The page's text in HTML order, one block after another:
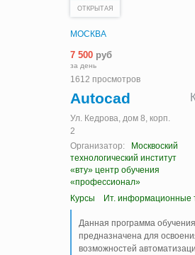
ОТКРЫТАЯ
МОСКВА
7 500 руб
за день
1612 просмотров
Autocad
Ул. Кедрова, дом 8, корп.
2
Организатор:
Москвоский
технологический институт
«вту» центр обучения
«профессионал»
Курсы
Ит. информационные
Данная программа обучения
предназначена для
возможностей